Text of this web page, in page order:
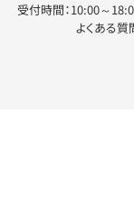
受付時間：10:00～
よくある質